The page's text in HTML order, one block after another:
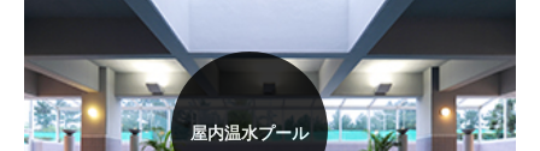
屋内温水プール